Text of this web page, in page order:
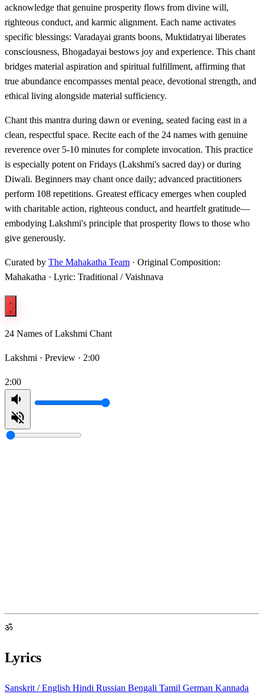
acknowledge that genuine prosperity flows from divine will,
righteous conduct, and karmic alignment. Each name activates
specific blessings: Varadayai grants boons, Muktidatryai liberates
consciousness, Bhogadayai bestows joy and experience. This chant
bridges material aspiration and spiritual fulfillment, affirming that
true abundance encompasses mental peace, devotional strength, and
ethical living alongside material sufficiency.
Chant this mantra during dawn or evening, seated facing east in a
clean, respectful space. Recite each of the 24 names with genuine
reverence over 5-10 minutes for complete invocation. This practice
is especially potent on Fridays (Lakshmi's sacred day) or during
Diwali. Beginners may chant once daily; advanced practitioners
perform 108 repetitions. Greatest efficacy emerges when coupled
with charitable action, righteous conduct, and heartfelt gratitude—
embodying Lakshmi's principle that prosperity flows to those who
give generously.
Curated by The Mahakatha Team · Original Composition:
Mahakatha · Lyric: Traditional / Vaishnava
24 Names of Lakshmi Chant
Lakshmi · Preview · 2:00
2:00
ॐ
Lyrics
Sanskrit / English Hindi Russian Bengali Tamil German Kannada